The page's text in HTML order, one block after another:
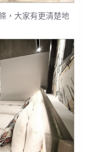
，大家有更清楚地